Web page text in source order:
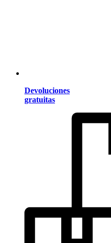
Devoluciones
gratuitas